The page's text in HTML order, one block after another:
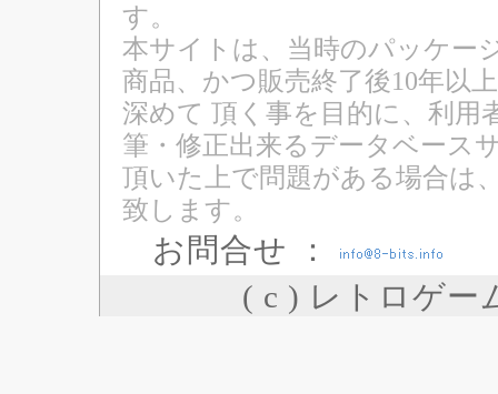
す。
本サイトは、当時のパッケー
商品、かつ販売終了後10年以
深めて 頂く事を目的に、利用
筆・修正出来るデータベース
頂いた上で問題がある場合は
致します。
お問合せ ：
( c ) レトロゲー